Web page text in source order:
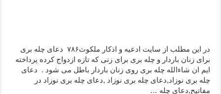
در این مطلب از سایت ادعیه و اذکار ملکوت۷۸۶ دعای چله بری
برای زنان باردار و چله بری برای زنی که تازه ازدواج کرده پرداخته
ایم ان شاءالله چله بری روی زنان باردار باطل می شود . دعای
چله بری نوزاد,دعای چله بری نوزاد ,دعای چله بری نوزاد در
مفاتیح,دعای چله …